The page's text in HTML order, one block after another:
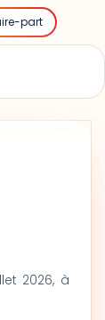
part
2026, à